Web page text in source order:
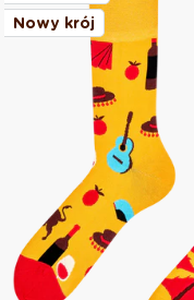
Nowy krój